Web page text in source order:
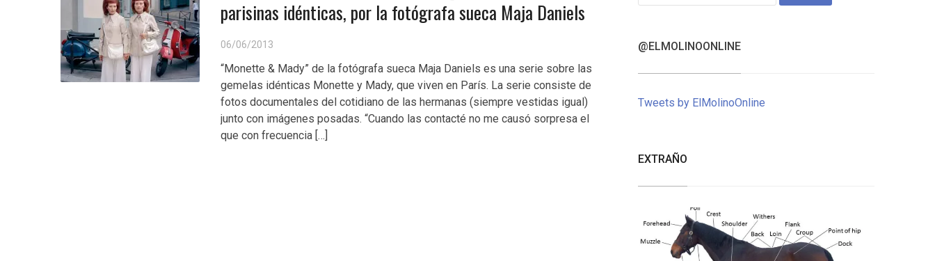
parisinas idénticas, por la fotógrafa sueca Maja Daniels
06/06/2013
“Monette & Mady” de la fotógrafa sueca Maja Daniels es una serie sobre las
gemelas idénticas Monette y Mady, que viven en París. La serie consiste de
fotos documentales del cotidiano de las hermanas (siempre vestidas igual)
junto con imágenes posadas. “Cuando las contacté no me causó sorpresa el
que con frecuencia […]
@ELMOLINOONLINE
Tweets by ElMolinoOnline
EXTRAÑO